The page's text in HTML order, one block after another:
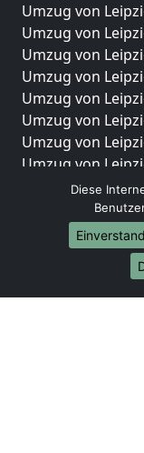
Umzug von
Umzug von
Umzug von
Umzug von
Umzug von
Umzug von
Umzug von
Umzug von
Umzug von
Umzug von
Umzug von
Umzug von
Diese